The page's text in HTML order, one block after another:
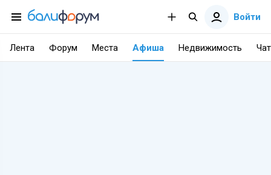
Войти
Лента Форум Места Афиша Недвижимость Чат